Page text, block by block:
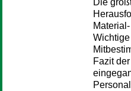
Die
Fazit